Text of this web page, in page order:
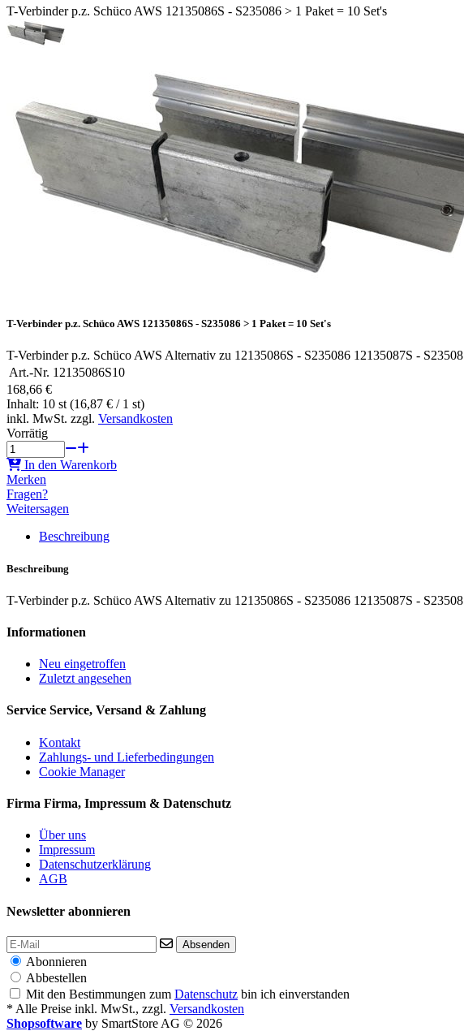
T-Verbinder p.z. Schüco AWS 12135086S - S235086 > 1 Paket = 10 Set's
T-Verbinder p.z. Schüco AWS 12135086S - S235086 > 1 Paket = 10 Set's
T-Verbinder p.z. Schüco AWS Alternativ zu 12135086S - S235086 12135087S -
Art.-Nr. 12135086S10
168,66 €
Inhalt: 10 st (16,87 € / 1 st)
inkl. MwSt. zzgl. Versandkosten
Vorrätig
In den Warenkorb
Merken
Fragen?
Weitersagen
Beschreibung
Beschreibung
T-Verbinder p.z. Schüco AWS Alternativ zu 12135086S - S235086 12135087S -
Informationen
Neu eingetroffen
Zuletzt angesehen
Service Service, Versand & Zahlung
Kontakt
Zahlungs- und Lieferbedingungen
Cookie Manager
Firma Firma, Impressum & Datenschutz
Über uns
Impressum
Datenschutzerklärung
AGB
Newsletter abonnieren
Absenden
Abonnieren
Abbestellen
Mit den Bestimmungen zum Datenschutz bin ich einverstanden
* Alle Preise inkl. MwSt., zzgl. Versandkosten
Shopsoftware by SmartStore AG © 2026